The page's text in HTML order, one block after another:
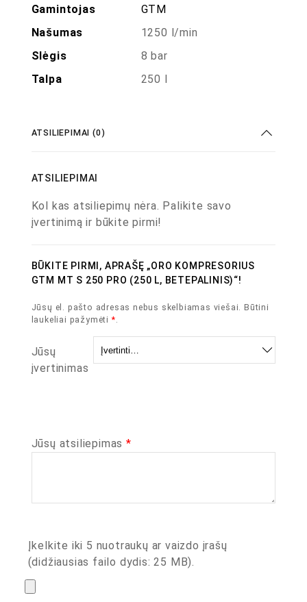
Gamintojas
GTM
Našumas
1250 l/min
Slėgis
8 bar
Talpa
250 l
ATSILIEPIMAI (0)
ATSILIEPIMAI
Kol kas atsiliepimų nėra. Palikite savo
įvertinimą ir būkite pirmi!
BŪKITE PIRMI, APRAŠĘ „ORO KOMPRESORIUS
GTM MT S 250 PRO (250 L, BETEPALINIS)“!
Jūsų el. pašto adresas nebus skelbiamas viešai. Būtini
laukeliai pažymėti *.
Jūsų
įvertinimas
Jūsų atsiliepimas *
Įkelkite iki 5 nuotraukų ar vaizdo įrašų
(didžiausias failo dydis: 25 MB).